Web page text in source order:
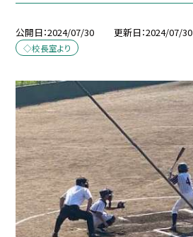
公開日 2024/07/30 更新日 2024/07/30
◇校長室より